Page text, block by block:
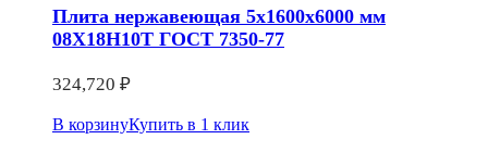
Плита нержавеющая 5х1600х6000 мм
08Х18Н10Т ГОСТ 7350-77
324,720 ₽
В корзинуКупить в 1 клик